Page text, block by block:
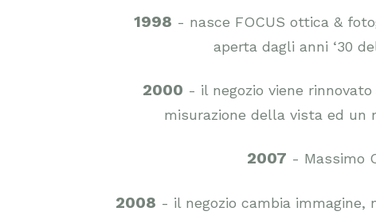
1998 - nasce FOCUS ottica &
aperta dagli anni ‘30
2000 - il negozio viene
misurazione della vista ed un
2007 - Massimo
2008 - il negozio cambia